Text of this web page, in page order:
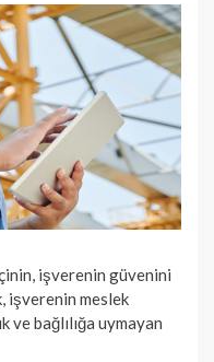
işverenin güvenini
işverenin meslek
ve bağlılığa uymayan